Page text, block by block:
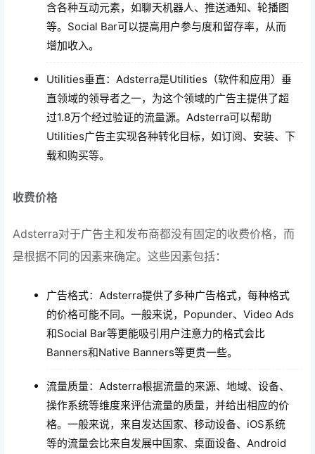
含各种互动元素，如聊天机器人、推送通知、轮播图
等。Social Bar可以提高用户参与度和留存率，从而
增加收入。
Utilities垂直：Adsterra是Utilities（软件和应用）垂
直领域的领导者之一，为这个领域的广告主提供了超
过1.8万个经过验证的流量源。Adsterra可以帮助
Utilities广告主实现各种转化目标，如订阅、安装、下
载和购买等。
收费价格
Adsterra对于广告主和发布商都没有固定的收费价格，而
是根据不同的因素来确定。这些因素包括：
广告格式：Adsterra提供了多种广告格式，每种格式
的价格可能不同。一般来说，Popunder、Video Ads
和Social Bar等更能吸引用户注意力的格式会比
Banners和Native Banners等更贵一些。
流量质量：Adsterra根据流量的来源、地域、设备、
操作系统等维度来评估流量的质量，并给出相应的价
格。一般来说，来自发达国家、移动设备、iOS系统
等的流量会比来自发展中国家、桌面设备、Android